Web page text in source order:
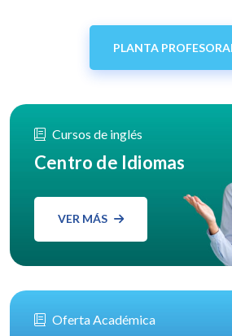
PLANTA
Cursos de inglés
Centro de Idiomas
VER MÁS
Oferta Académica